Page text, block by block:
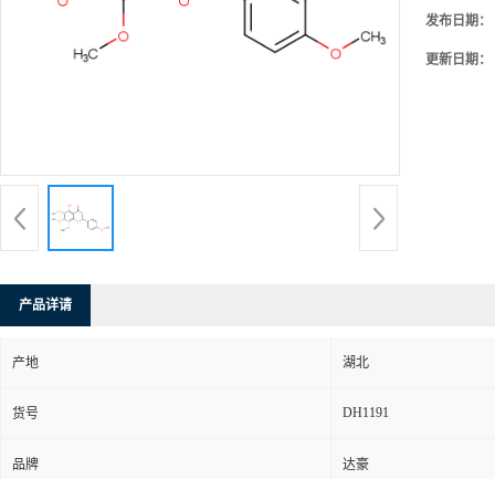
发布日期：
更新日期：
产品详请
产地 湖北
货号 DH1191
品牌 达豪